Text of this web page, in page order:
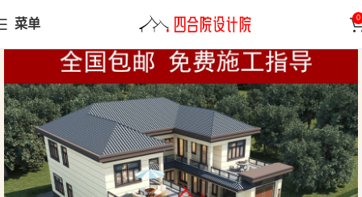
菜单 0
首页 中式别墅